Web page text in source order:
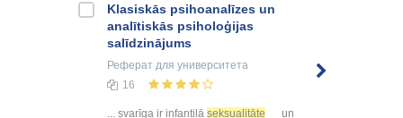
Klasiskās psihoanalīzes un
analītiskās psiholoģijas
salīdzinājums
Реферат для университета
16
... svarīga ir infantilā seksualitāte
un